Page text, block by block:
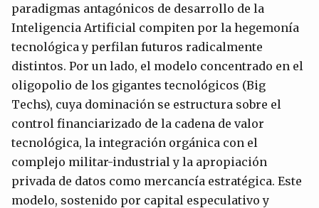
paradigmas antagónicos de desarrollo de la
Inteligencia Artificial compiten por la hegemonía
tecnológica y perfilan futuros radicalmente
distintos. Por un lado, el modelo concentrado en el
oligopolio de los gigantes tecnológicos (Big
Techs), cuya dominación se estructura sobre el
control financiarizado de la cadena de valor
tecnológica, la integración orgánica con el
complejo militar-industrial y la apropiación
privada de datos como mercancía estratégica. Este
modelo, sostenido por capital especulativo y